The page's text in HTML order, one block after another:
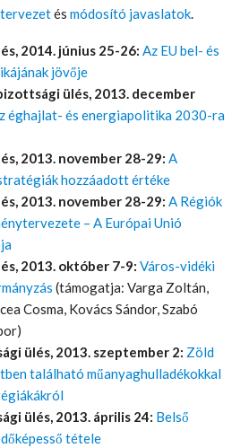
és módosító javaslatok.
2014. június 25-26: Az EU bel- és
jövője
ülés, 2013. december
éghajlat- és energiapolitika 2030-ra
2013. november 28-29: A
hozzáadott értéke
2013. november 28-29: A Régiók
– A Európai Unió
2013. október 7-9: Város-vidéki
(támogatja: Varga Zoltán,
Cosma, Kovács Sándor, Szabó
ülés, 2013. szeptember 2: Zöld
található műanyaghulladékokkal
ülés, 2013. április 24: Belső
tétele